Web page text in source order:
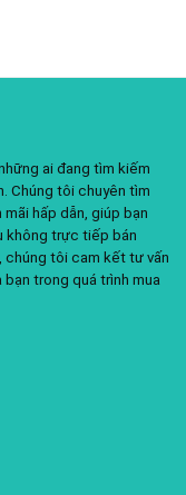
ai đang tìm kiếm
Chúng tôi chuyên tìm
hấp dẫn, giúp bạn
không trực tiếp bán
chúng tôi cam kết tư vấn
trong quá trình mua